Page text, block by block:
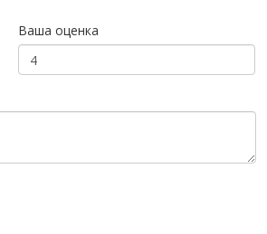
Ваша оценка